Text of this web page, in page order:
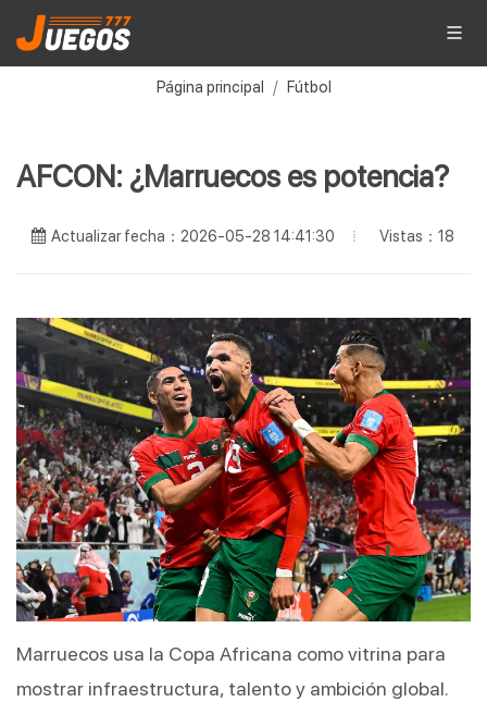
Página principal Fútbol
AFCON: ¿Marruecos es potencia?
Actualizar fecha：2026-05-28 14:41:30 Vistas：18
Marruecos usa la Copa Africana como vitrina para
mostrar infraestructura, talento y ambición global.